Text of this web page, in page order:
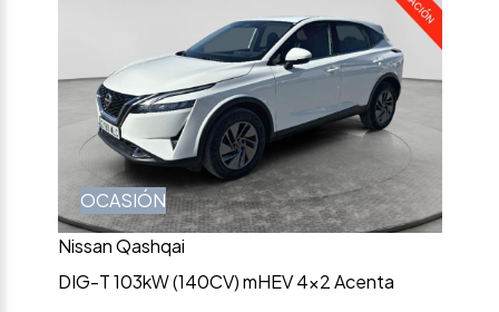
OCASIÓN
Nissan Qashqai
DIG-T 103kW (140CV) mHEV 4×2 Acenta